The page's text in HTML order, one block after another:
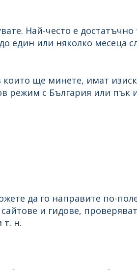
Най-често е достатъчно
един или няколко месеца
които ще минете, имат
режим с България или пък
да го направите по-
и гидове,
т. н.